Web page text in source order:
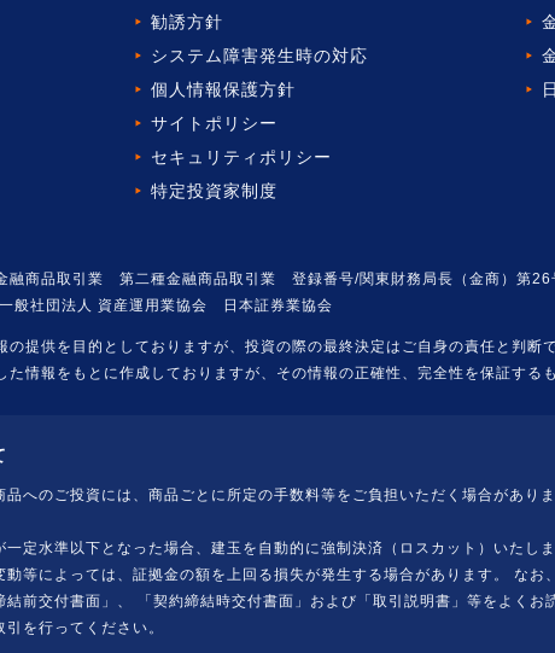
勧誘方針
システム障害発生時の対応
個人情報保護方針
サイトポリシー
セキュリティポリシー
特定投資家制度
融商品取引業 第二種金融商品取引業 登録番号/関東財務局長（金商）第26
般社団法人 資産運用業協会 日本証券業協会
提供を目的としておりますが、投資の際の最終決定はご自身の責任と判断
情報をもとに作成しておりますが、その情報の正確性、完全性を保証する
へのご投資には、商品ごとに所定の手数料等をご負担いただく場合があり
定水準以下となった場合、建玉を自動的に強制決済（ロスカット）いたし
等によっては、証拠金の額を上回る損失が発生する場合があります。 なお
前交付書面」、 「契約締結時交付書面」および「取引説明書」等をよくお
を行ってください。